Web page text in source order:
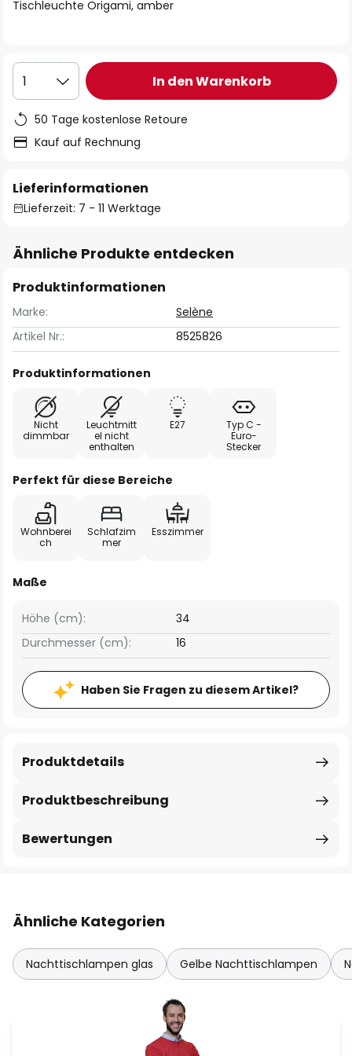
Tischleuchte Origami, amber
1 In den Warenkorb
50 Tage kostenlose Retoure
Kauf auf Rechnung
Lieferinformationen
Lieferzeit: 7 - 11 Werktage
Ähnliche Produkte entdecken
Produktinformationen
Marke:
Selène
Artikel Nr.:
8525826
Produktinformationen
Nicht
dimmbar
Leuchtmitt
el nicht
enthalten
E27
Typ C -
Euro-
Stecker
Perfekt für diese Bereiche
Wohnberei
ch
Schlafzim
mer
Esszimmer
Maße
Höhe (cm):
34
Durchmesser (cm):
16
Haben Sie Fragen zu diesem Artikel?
Produktbeschreibung
Produktdetails
Bewertungen
Ähnliche Kategorien
Nachttischlampen glas Gelbe Nachttischlampen